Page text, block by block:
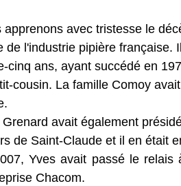
apprenons avec tristesse le
de l'industrie pipière française.
cinq ans, ayant succédé en
cousin. La famille Comoy
Grenard avait également
de Saint-Claude et il en était
Yves avait passé le
Chacom.